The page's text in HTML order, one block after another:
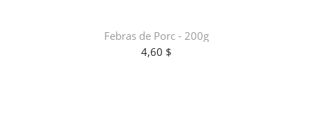
Febras de Porc - 200g
4,60 $